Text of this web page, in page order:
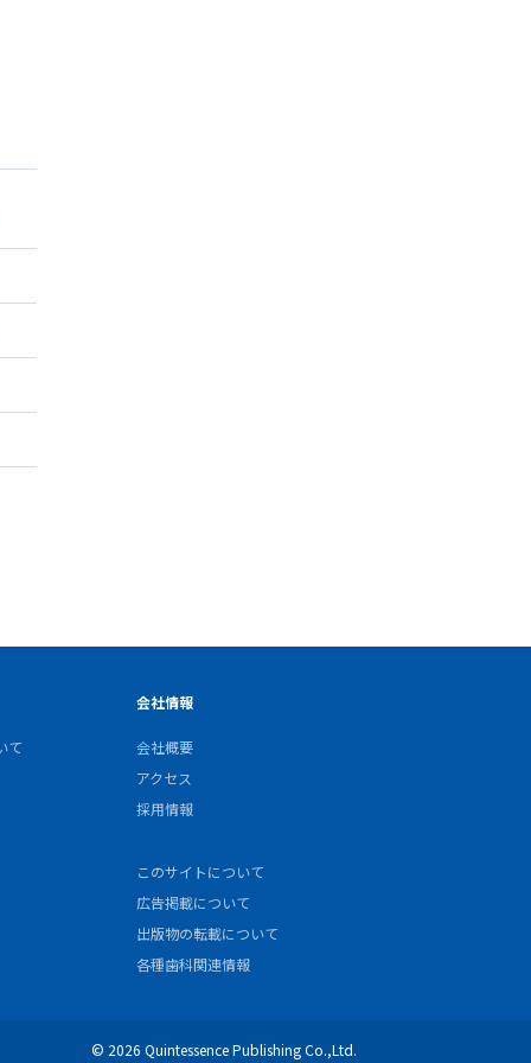
て
会社情報
会社概要
アクセス
採用情報
このサイトについて
広告掲載について
出版物の転載について
各種歯科関連情報
© 2026 Quintessence Publishing Co.,Ltd.